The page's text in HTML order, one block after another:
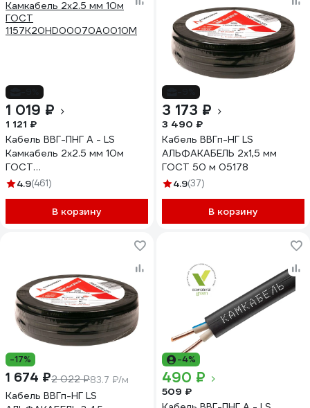
1 019 ₽
1 121 ₽
Кабель ВВГ-ПНГ А - LS
Камкабель 2x2.5 мм 10м
ГОСТ
1157К20HD00070А0010М
4.9(461)
В корзину
3 173 ₽
3 490 ₽
Кабель ВВГп-НГ LS
АЛЬФАКАБЕЛЬ 2х1,5 мм
ГОСТ 50 м 05178
4.9(37)
В корзину
-17%
1 674 ₽2 022 ₽83.7 ₽/м
Кабель ВВГп-НГ LS
-4%
490 ₽
509 ₽